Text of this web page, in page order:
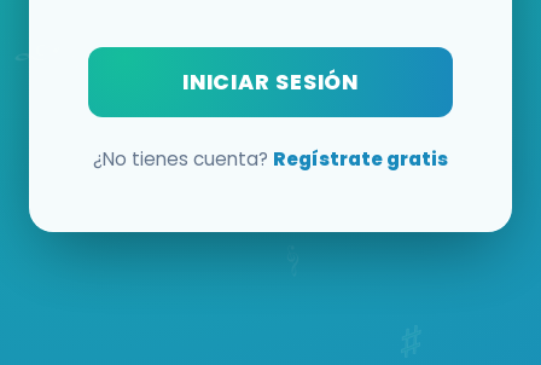
INICIAR SESIÓN
¿No tienes cuenta? Regístrate gratis